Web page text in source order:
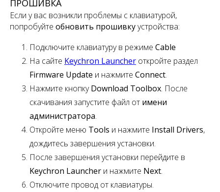
ПРОШИВКА
Если у вас возникли проблемы с клавиатурой,
попробуйте обновить прошивкуустройства:
Подключите клавиатуру в режиме Cable
На сайте Keychron Launcher откройте раздел
Firmware Update и нажмите Connect.
Нажмите кнопкуDownload Toolbox. После
скачивания запустите файл от имени
администратора.
Откройте меню Tools и нажмите Install Drivers,
дождитесь завершения установки.
После завершения установки перейдите в
Keychron Launcher и нажмите Next.
Отключите провод от клавиатуры.